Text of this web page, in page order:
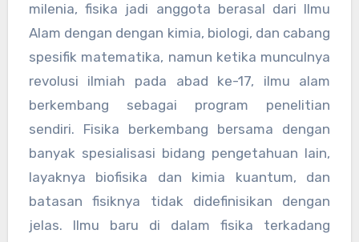
milenia, fisika jadi anggota berasal dari Ilmu
Alam dengan dengan kimia, biologi, dan cabang
spesifik matematika, namun ketika munculnya
revolusi ilmiah pada abad ke-17, ilmu alam
berkembang sebagai program penelitian
sendiri. Fisika berkembang bersama dengan
banyak spesialisasi bidang pengetahuan lain,
layaknya biofisika dan kimia kuantum, dan
batasan fisiknya tidak didefinisikan dengan
jelas. Ilmu baru di dalam fisika terkadang